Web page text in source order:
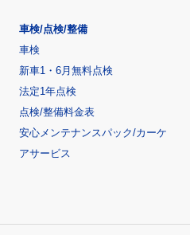
車検/点検/整備
車検
新車1・6月無料点検
法定1年点検
点検/整備料金表
安心メンテナンスパック/カーケ
アサービス